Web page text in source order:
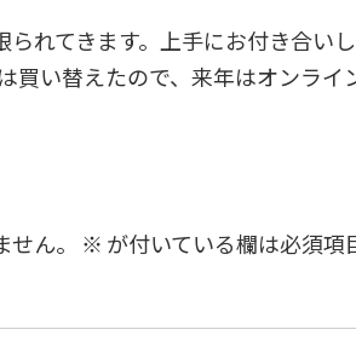
れてきます。上手にお付き合い
買い替えたので、来年はオンライ
ん。 ※ が付いている欄は必須項